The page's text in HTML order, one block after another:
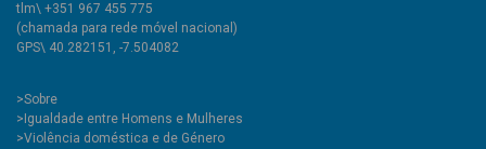
tlm\ +351 967 455 775
(chamada para rede móvel nacional)
GPS\ 40.282151, -7.504082
>Sobre
>Igualdade entre Homens e Mulheres
>Violência doméstica e de Género